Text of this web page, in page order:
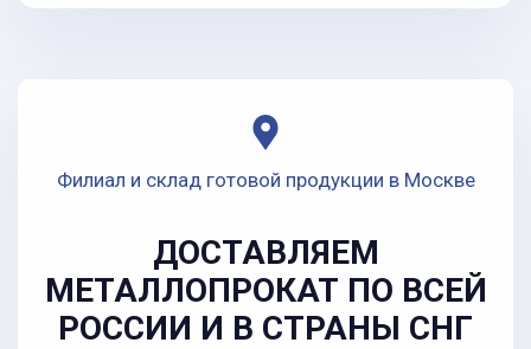
Филиал и склад готовой продукции в Москве
ДОСТАВЛЯЕМ
МЕТАЛЛОПРОКАТ ПО ВСЕЙ
РОССИИ И В СТРАНЫ СНГ